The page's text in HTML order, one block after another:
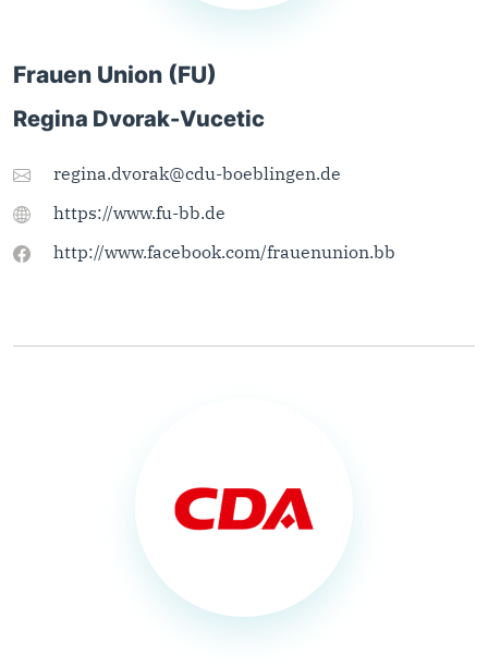
Frauen Union (FU)
Regina Dvorak-Vucetic
regina.dvorak@cdu-boeblingen.de
https://www.fu-bb.de
http://www.facebook.com/frauenunion.bb